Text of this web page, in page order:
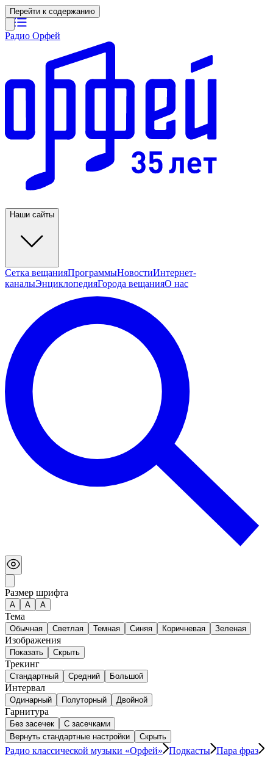
Перейти к содержанию
Радио Орфей
Наши сайты
Сетка вещанияПрограммыНовостиИнтернет-
каналыЭнциклопедияГорода вещанияО нас
Размер шрифта
А A A
Тема
Обычная Светлая Темная Синяя Коричневая Зеленая
Изображения
Показать Скрыть
Трекинг
Стандартный Средний Большой
Интервал
Одинарный Полуторный Двойной
Гарнитура
Без засечек
С засечками
Вернуть стандартные настройки
Скрыть
Радио классической музыки «Орфей» Подкасты Пара фраз